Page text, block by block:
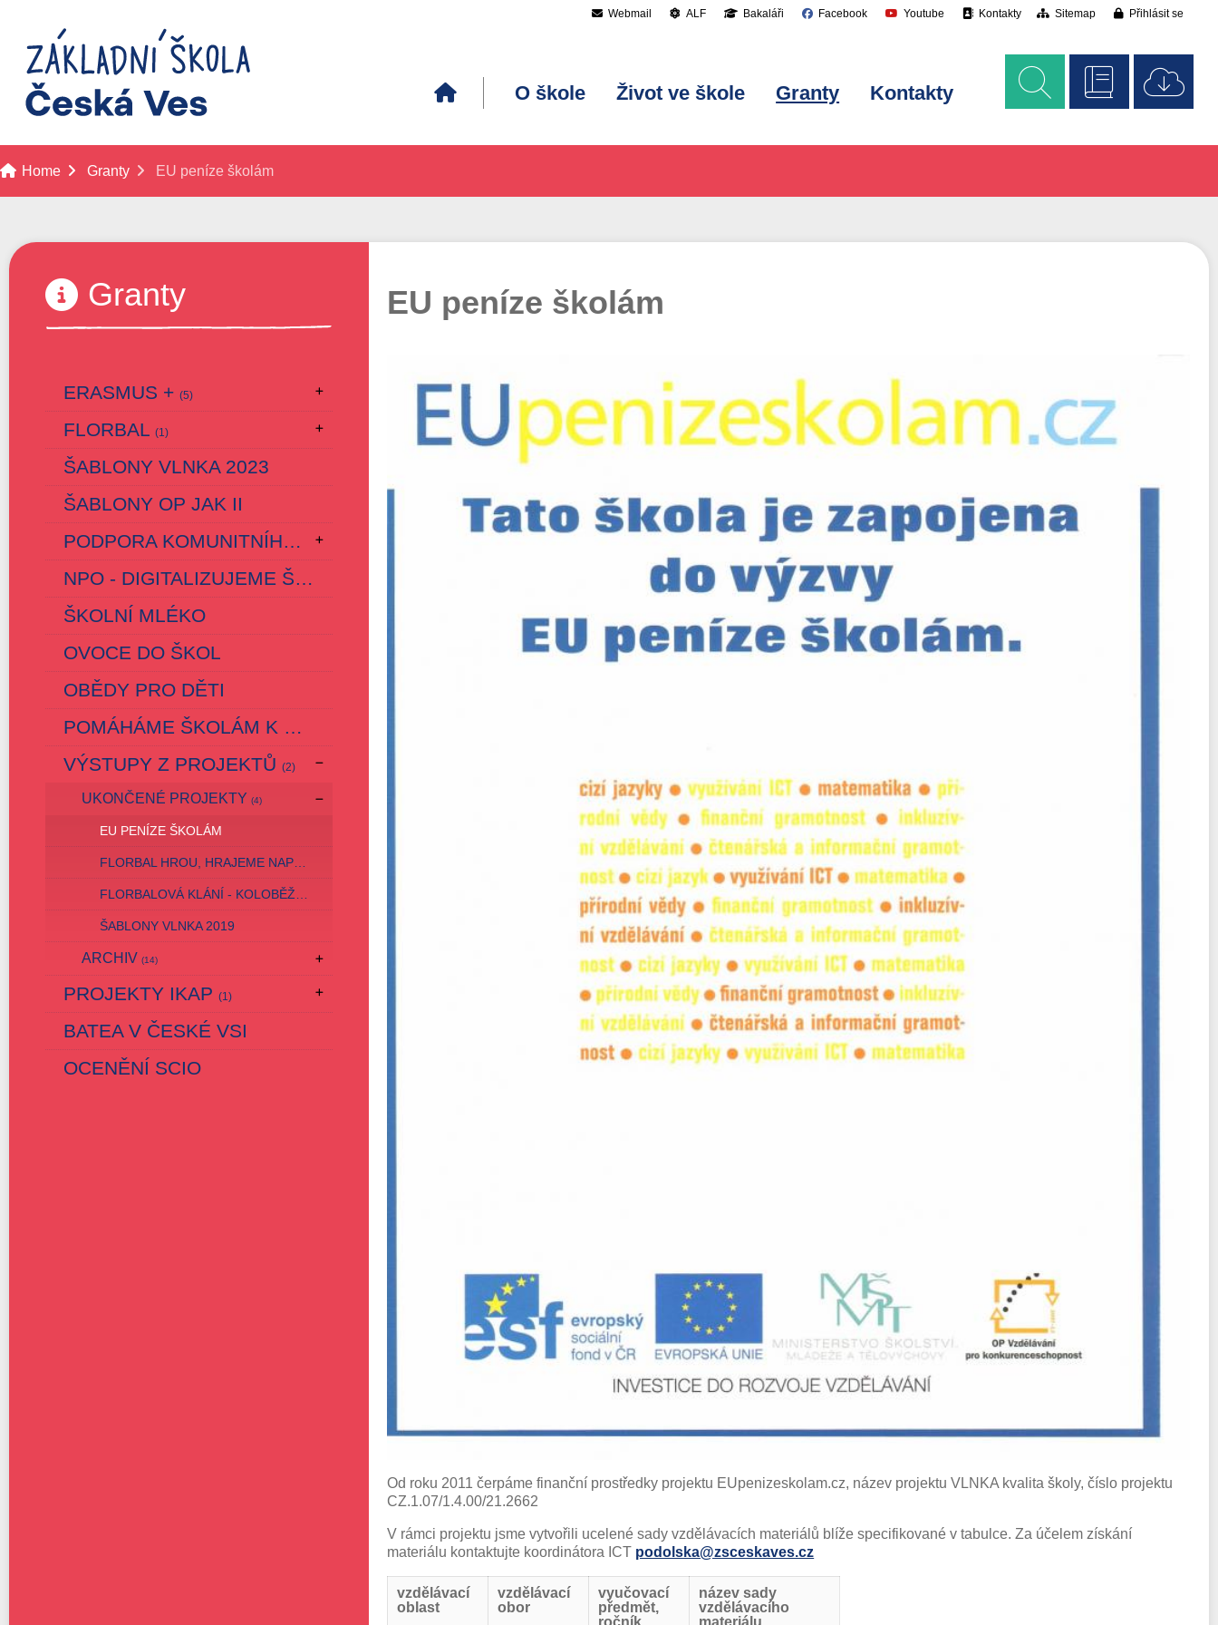
Webmail ALF Bakaláři Facebook Youtube Kontakty Sitemap Přihlásit se
O škole Život ve škole Granty Kontakty
Home Granty EU peníze školám
Granty
ERASMUS + (5)
FLORBAL (1)
ŠABLONY VLNKA 2023
ŠABLONY OP JAK II
PODPORA KOMUNITNÍHO ŽIVOTA
NPO - DIGITALIZUJEME ŠKOLU
ŠKOLNÍ MLÉKO
OVOCE DO ŠKOL
OBĚDY PRO DĚTI
POMÁHÁME ŠKOLÁM K ÚSPĚCHU
VÝSTUPY Z PROJEKTŮ (2)
UKONČENÉ PROJEKTY (4)
EU PENÍZE ŠKOLÁM
ŠABLONY VLNKA 2019
ARCHIV (14)
PROJEKTY IKAP (1)
BATEA V ČESKÉ VSI
OCENĚNÍ SCIO
EU peníze školám
Od roku 2011 čerpáme finanční prostředky projektu EUpenizeskolam.cz, název projektu VLNKA kvalita školy, číslo projektu
CZ.1.07/1.4.00/21.2662
V rámci projektu jsme vytvořili ucelené sady vzdělávacích materiálů blíže specifikované v tabulce. Za účelem získání
materiálu kontaktujte koordinátora ICT podolska@zsceskaves.cz
vzdělávací
oblast
vzdělávací
obor
vyučovací
předmět,
název sady
vzdělávacího